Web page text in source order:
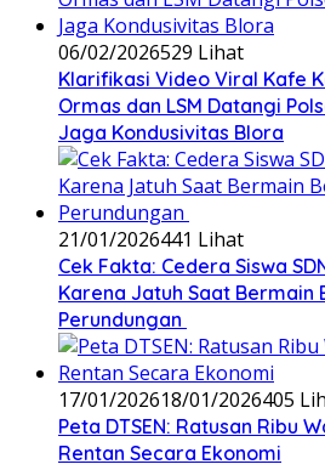
06/02/2026529 Lihat
‎Klarifikasi Video Viral Kafe
Ormas dan LSM Datangi
Jaga Kondusivitas Blora
21/01/2026441 Lihat
Cek Fakta: Cedera Siswa
Karena Jatuh Saat Bermain
Perundungan ‎
17/01/202618/01/2026405
‎Peta DTSEN: Ratusan Ribu
Rentan Secara Ekonomi